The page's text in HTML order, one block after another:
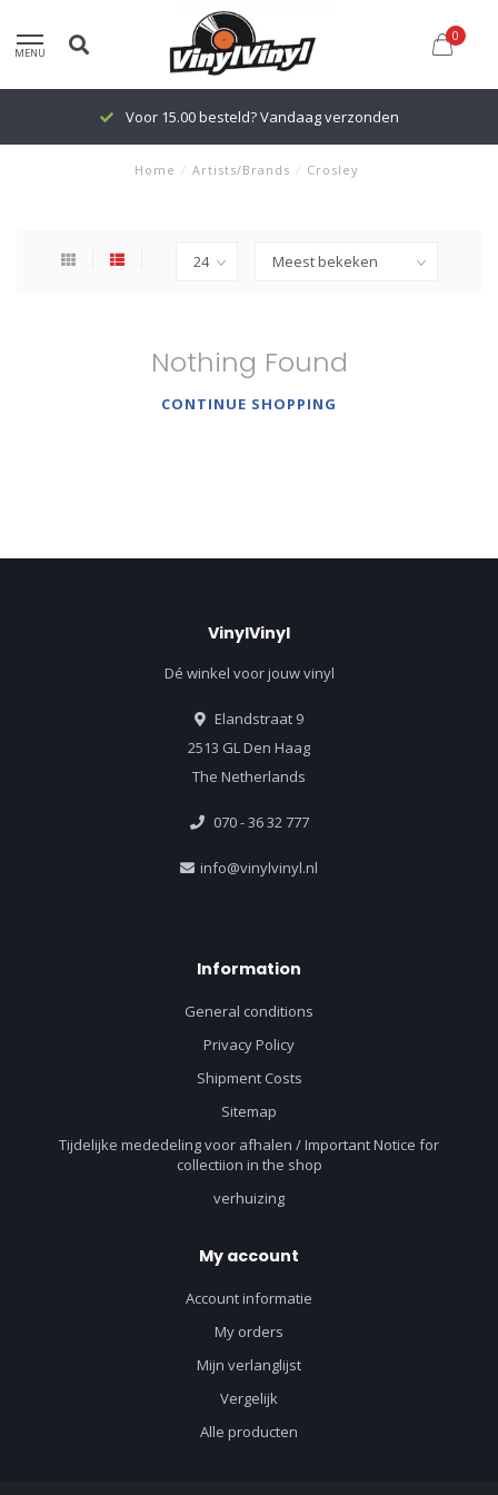
MENU
0
Voor 15.00 besteld? Vandaag verzonden
Home / Artists/Brands / Crosley
Nothing Found
CONTINUE SHOPPING
VinylVinyl
Dé winkel voor jouw vinyl
Elandstraat 9
2513 GL Den Haag
The Netherlands
070 - 36 32 777
info@vinylvinyl.nl
Information
General conditions
Privacy Policy
Shipment Costs
Sitemap
Tijdelijke mededeling voor afhalen / Important Notice for
collectiion in the shop
verhuizing
My account
Account informatie
My orders
Mijn verlanglijst
Vergelijk
Alle producten